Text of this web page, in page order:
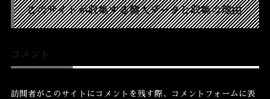
このサイトが収集する個人データと収集の理由
コメント
訪問者がこのサイトにコメントを残す際、コメントフォームに表